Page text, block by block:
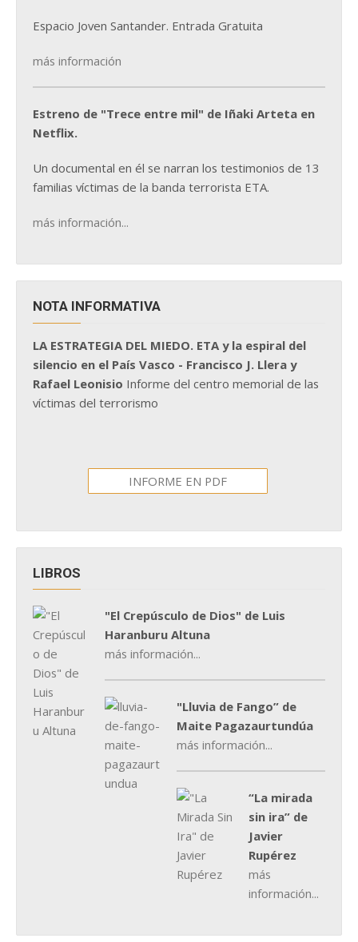
Espacio Joven Santander. Entrada Gratuita
más información
Estreno de "Trece entre mil" de Iñaki Arteta en
Netflix.
Un documental en él se narran los testimonios de 13
familias víctimas de la banda terrorista ETA.
más información...
NOTA INFORMATIVA
LA ESTRATEGIA DEL MIEDO. ETA y la espiral del
silencio en el País Vasco - Francisco J. Llera y
Rafael Leonisio Informe del centro memorial de las
víctimas del terrorismo
INFORME EN PDF
LIBROS
"El Crepúsculo de Dios" de Luis
Haranburu Altuna
más información...
"Lluvia de Fango” de
Maite Pagazaurtundúa
más información...
“La mirada
sin ira” de
Javier
Rupérez
más
información...